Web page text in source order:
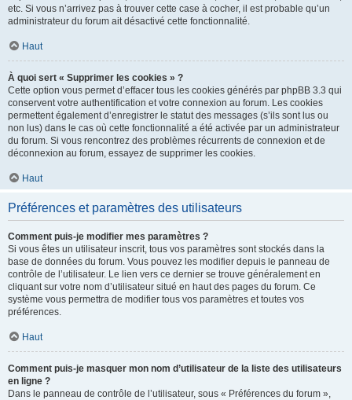
etc. Si vous n’arrivez pas à trouver cette case à cocher, il est probable qu’un
administrateur du forum ait désactivé cette fonctionnalité.
Haut
À quoi sert « Supprimer les cookies » ?
Cette option vous permet d’effacer tous les cookies générés par phpBB 3.3 qui
conservent votre authentification et votre connexion au forum. Les cookies
permettent également d’enregistrer le statut des messages (s’ils sont lus ou
non lus) dans le cas où cette fonctionnalité a été activée par un administrateur
du forum. Si vous rencontrez des problèmes récurrents de connexion et de
déconnexion au forum, essayez de supprimer les cookies.
Haut
Préférences et paramètres des utilisateurs
Comment puis-je modifier mes paramètres ?
Si vous êtes un utilisateur inscrit, tous vos paramètres sont stockés dans la
base de données du forum. Vous pouvez les modifier depuis le panneau de
contrôle de l’utilisateur. Le lien vers ce dernier se trouve généralement en
cliquant sur votre nom d’utilisateur situé en haut des pages du forum. Ce
système vous permettra de modifier tous vos paramètres et toutes vos
préférences.
Haut
Comment puis-je masquer mon nom d’utilisateur de la liste des utilisateurs
en ligne ?
Dans le panneau de contrôle de l’utilisateur, sous « Préférences du forum »,